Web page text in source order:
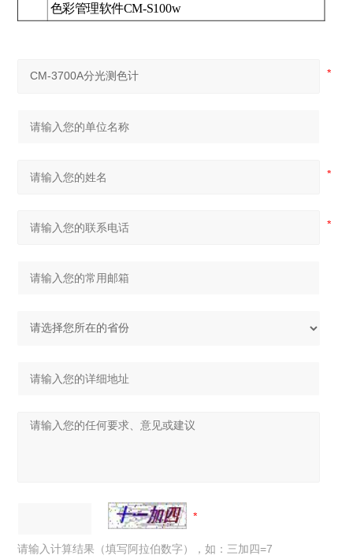
色彩管理软件CM-S100w
请输入计算结果（填写阿拉伯数字），如：三加四=7